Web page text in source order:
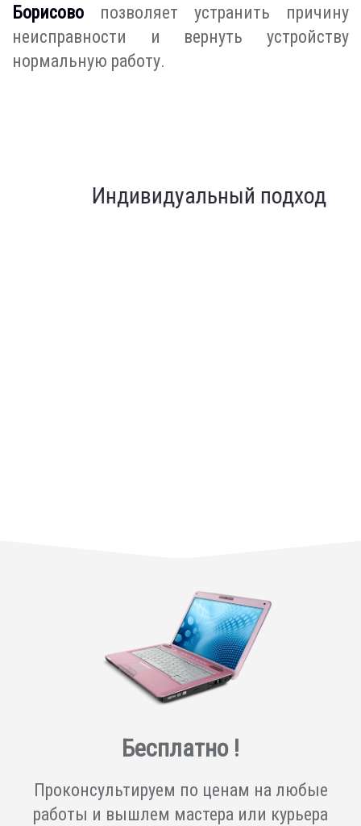
Борисово позволяет устранить причину
неисправности и вернуть устройству
нормальную работу.
Бесплатно !
Проконсультируем по ценам на любые
работы и вышлем мастера или курьера